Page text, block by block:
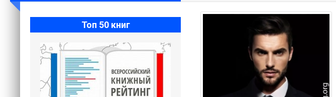
Топ 50 книг